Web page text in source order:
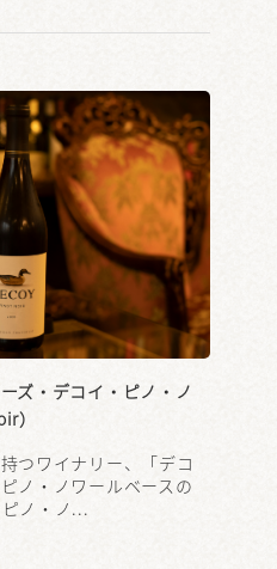
ズ・デコイ・ピノ・ノ
）
つワイナリー、「デコ
ノ・ノワールベースの
ノ・ノ...